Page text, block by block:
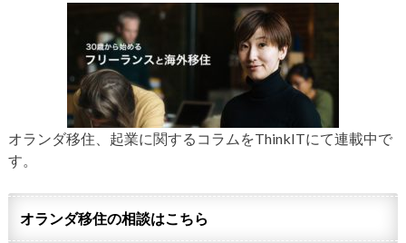
オランダ移住、起業に関するコラムをThinkITにて連載中で
す。
オランダ移住の相談はこちら